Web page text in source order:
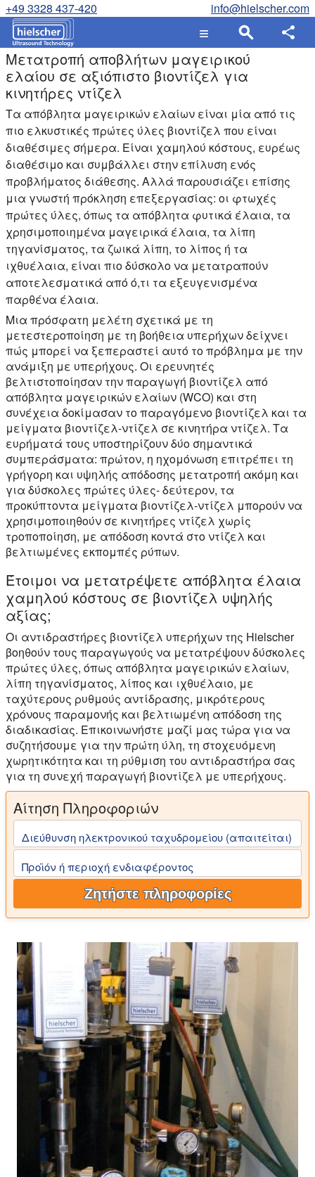
+49 3328 437-420 info@hielscher.com
Μετατροπή αποβλήτων μαγειρικού
ελαίου σε αξιόπιστο βιοντίζελ για
κινητήρες ντίζελ
Τα απόβλητα μαγειρικών ελαίων είναι μία από τις
πιο ελκυστικές πρώτες ύλες βιοντίζελ που είναι
διαθέσιμες σήμερα. Είναι χαμηλού κόστους, ευρέως
διαθέσιμο και συμβάλλει στην επίλυση ενός
προβλήματος διάθεσης. Αλλά παρουσιάζει επίσης
μια γνωστή πρόκληση επεξεργασίας: οι φτωχές
πρώτες ύλες, όπως τα απόβλητα φυτικά έλαια, τα
χρησιμοποιημένα μαγειρικά έλαια, τα λίπη
τηγανίσματος, τα ζωικά λίπη, το λίπος ή τα
ιχθυέλαια, είναι πιο δύσκολο να μετατραπούν
αποτελεσματικά από ό,τι τα εξευγενισμένα
παρθένα έλαια.
Μια πρόσφατη μελέτη σχετικά με τη
μετεστεροποίηση με τη βοήθεια υπερήχων δείχνει
πώς μπορεί να ξεπεραστεί αυτό το πρόβλημα με την
ανάμιξη με υπερήχους. Οι ερευνητές
βελτιστοποίησαν την παραγωγή βιοντίζελ από
απόβλητα μαγειρικών ελαίων (WCO) και στη
συνέχεια δοκίμασαν το παραγόμενο βιοντίζελ και τα
μείγματα βιοντίζελ-ντίζελ σε κινητήρα ντίζελ. Τα
ευρήματά τους υποστηρίζουν δύο σημαντικά
συμπεράσματα: πρώτον, η ηχομόνωση επιτρέπει τη
γρήγορη και υψηλής απόδοσης μετατροπή ακόμη και
για δύσκολες πρώτες ύλες- δεύτερον, τα
προκύπτοντα μείγματα βιοντίζελ-ντίζελ μπορούν να
χρησιμοποιηθούν σε κινητήρες ντίζελ χωρίς
τροποποίηση, με απόδοση κοντά στο ντίζελ και
βελτιωμένες εκπομπές ρύπων.
Έτοιμοι να μετατρέψετε απόβλητα έλαια
χαμηλού κόστους σε βιοντίζελ υψηλής
αξίας;
Οι αντιδραστήρες βιοντίζελ υπερήχων της Hielscher
βοηθούν τους παραγωγούς να μετατρέψουν δύσκολες
πρώτες ύλες, όπως απόβλητα μαγειρικών ελαίων,
λίπη τηγανίσματος, λίπος και ιχθυέλαιο, με
ταχύτερους ρυθμούς αντίδρασης, μικρότερους
χρόνους παραμονής και βελτιωμένη απόδοση της
διαδικασίας. Επικοινωνήστε μαζί μας τώρα για να
συζητήσουμε για την πρώτη ύλη, τη στοχευόμενη
χωρητικότητα και τη ρύθμιση του αντιδραστήρα σας
για τη συνεχή παραγωγή βιοντίζελ με υπερήχους.
Αίτηση Πληροφοριών
Διεύθυνση ηλεκτρονικού ταχυδρομείου (απαιτείται)
Προϊόν ή περιοχή ενδιαφέροντος
Ζητήστε πληροφορίες